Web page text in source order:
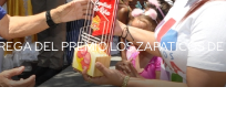
DEL PREMIO LOS ZAPATICOS